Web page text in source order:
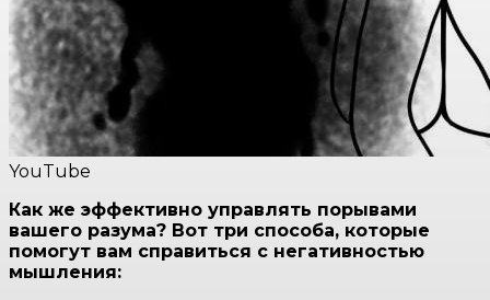
YouTube
Как же эффективно управлять порывами
вашего разума? Вот три способа, которые
помогут вам справиться с негативностью
мышления: